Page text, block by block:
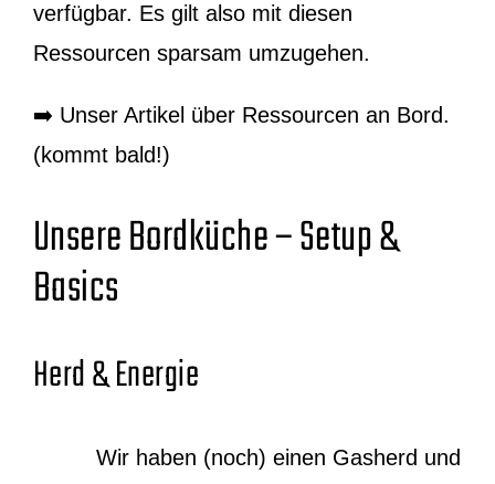
verfügbar. Es gilt also mit diesen
Ressourcen sparsam umzugehen.
➡️ Unser Artikel über Ressourcen an Bord.
(kommt bald!)
Unsere Bordküche – Setup &
Basics
Herd & Energie
Wir haben (noch) einen Gasherd und